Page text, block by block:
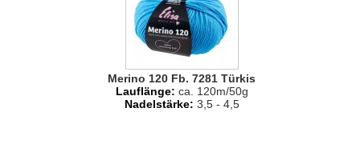
Merino 120 Fb. 7281 Türkis
Lauflänge: ca. 120m/50g
Nadelstärke: 3,5 - 4,5